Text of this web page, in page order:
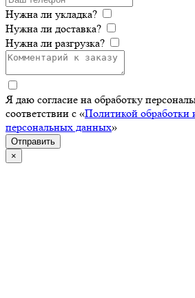
Нужна ли укладка?
Нужна ли доставка?
Нужна ли разгрузка?
Я даю согласие на обработку
соответствии с «Политикой обработки
персональных данных»
Отправить
×